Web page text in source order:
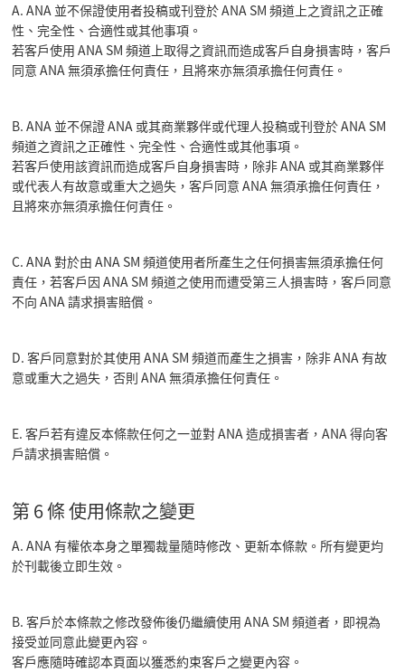
A. ANA 並不保證使用者投稿或刊登於 ANA SM 頻道上之資訊之正確
性、完全性、合適性或其他事項。
若客戶使用 ANA SM 頻道上取得之資訊而造成客戶自身損害時，客戶
同意 ANA 無須承擔任何責任，且將來亦無須承擔任何責任。
B. ANA 並不保證 ANA 或其商業夥伴或代理人投稿或刊登於 ANA SM
頻道之資訊之正確性、完全性、合適性或其他事項。
若客戶使用該資訊而造成客戶自身損害時，除非 ANA 或其商業夥伴
或代表人有故意或重大之過失，客戶同意 ANA 無須承擔任何責任，
且將來亦無須承擔任何責任。
C. ANA 對於由 ANA SM 頻道使用者所產生之任何損害無須承擔任何
責任，若客戶因 ANA SM 頻道之使用而遭受第三人損害時，客戶同意
不向 ANA 請求損害賠償。
D. 客戶同意對於其使用 ANA SM 頻道而產生之損害，除非 ANA 有故
意或重大之過失，否則 ANA 無須承擔任何責任。
E. 客戶若有違反本條款任何之一並對 ANA 造成損害者，ANA 得向客
戶請求損害賠償。
第 6 條 使用條款之變更
A. ANA 有權依本身之單獨裁量隨時修改、更新本條款。所有變更均
於刊載後立即生效。
B. 客戶於本條款之修改發佈後仍繼續使用 ANA SM 頻道者，即視為
接受並同意此變更內容。
客戶應隨時確認本頁面以獲悉約束客戶之變更內容。